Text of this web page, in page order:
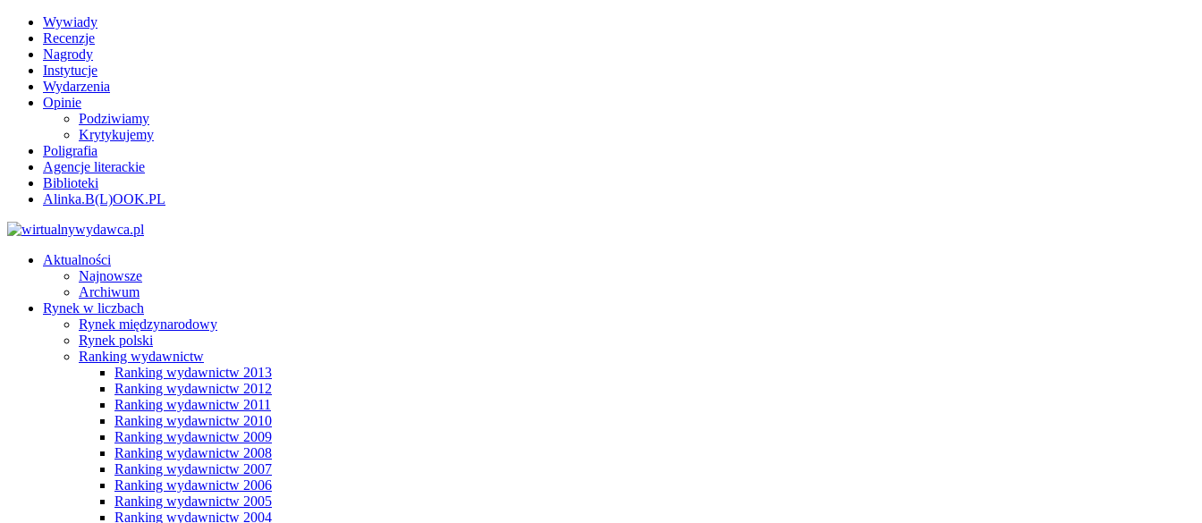
Wywiady
Recenzje
Nagrody
Instytucje
Wydarzenia
Opinie
Podziwiamy
Krytykujemy
Poligrafia
Agencje literackie
Biblioteki
Alinka.B(L)OOK.PL
Aktualności
Najnowsze
Archiwum
Rynek w liczbach
Rynek międzynarodowy
Rynek polski
Ranking wydawnictw
Ranking wydawnictw 2013
Ranking wydawnictw 2012
Ranking wydawnictw 2011
Ranking wydawnictw 2010
Ranking wydawnictw 2009
Ranking wydawnictw 2008
Ranking wydawnictw 2007
Ranking wydawnictw 2006
Ranking wydawnictw 2005
Ranking wydawnictw 2004